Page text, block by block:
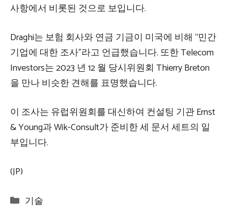
사항에서 비롯된 것으로 보입니다.
Draghi는 보험 회사와 연금 기금이 미국에 비해 “민간
기업에 대한 조사”라고 언급했습니다. 또한 Telecom
Investors는 2023 년 12 월 당시위원회 Thierry Breton
을 만나 비슷한 견해를 표명했습니다.
이 조사는 유럽위원회를 대신하여 컨설팅 기관 Ernst
& Young과 Wik-Consult가 준비한 세 문서 세트의 일
부입니다.
(JP)
Categories
기술